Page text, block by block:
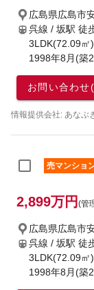
広島県広島市
呉線 / 坂駅 徒
3LDK(72.09㎡
1998年8月(築
お問い合わせ
情報提供会社: あなぶ
売マンショ
2,899万円 (管
広島県広島市
呉線 / 坂駅 徒
3LDK(72.09㎡
1998年8月(築